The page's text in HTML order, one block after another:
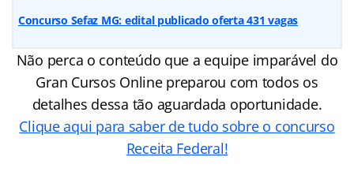
Concurso Sefaz MG: edital publicado oferta 431 vagas
Não perca o conteúdo que a equipe imparável do
Gran Cursos Online preparou com todos os
detalhes dessa tão aguardada oportunidade.
Clique aqui para saber de tudo sobre o concurso
Receita Federal!